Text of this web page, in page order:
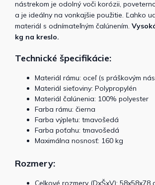
nástrekom je odolný voči korózii,
a je ideálny na vonkajšie použitie. Ľahko
materiál s odnímateľným čalúnením.
kg na kreslo.
Technické špecifikácie:
Materiál rámu: oceľ (s práškovým
Materiál sieťoviny: Polypropylén
Materiál čalúnenia: 100% polyester
Farba rámu: čierna
Farba výpletu: tmavošedá
Farba poťahu: tmavošedá
Maximálna nosnosť: 160 kg
Rozmery:
Celkové rozmery (DxŠxV): 58x58x78